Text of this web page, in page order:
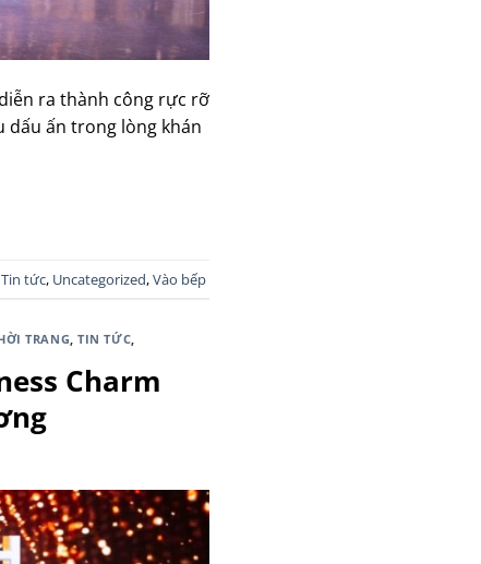
ra thành công rực rỡ
dấu ấn trong lòng khán
Tin tức, Uncategorized,Vào bếp
TRANG,TIN TỨC,
Charm